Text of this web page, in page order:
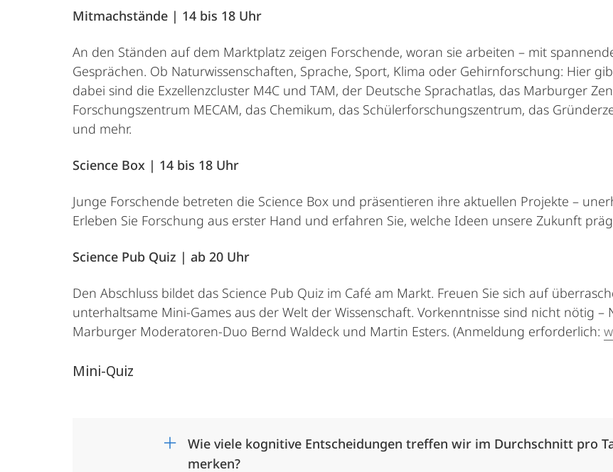
Mitmachstände | 14 bis 18 Uhr
An den Ständen auf dem Marktplatz zeigen Forschende, woran sie arbeiten – mit
Gesprächen. Ob Naturwissenschaften, Sprache, Sport, Klima oder Gehirnforschung: Hier
dabei sind die Exzellenzcluster M4C und TAM, der Deutsche Sprachatlas, das Marburger
Forschungszentrum MECAM, das Chemikum, das Schülerforschungszentrum, das
und mehr.
Science Box | 14 bis 18 Uhr
Junge Forschende betreten die Science Box und präsentieren ihre aktuellen Projekte –
Erleben Sie Forschung aus erster Hand und erfahren Sie, welche Ideen unsere Zukunft
Science Pub Quiz | ab 20 Uhr
Den Abschluss bildet das Science Pub Quiz im Café am Markt. Freuen Sie sich auf
unterhaltsame Mini-Games aus der Welt der Wissenschaft. Vorkenntnisse sind nicht nötig
Marburger Moderatoren-Duo Bernd Waldeck und Martin Esters. (Anmeldung erforderlich:
Mini-Quiz
Wie viele kognitive Entscheidungen treffen wir im Durchschnitt pro
merken?